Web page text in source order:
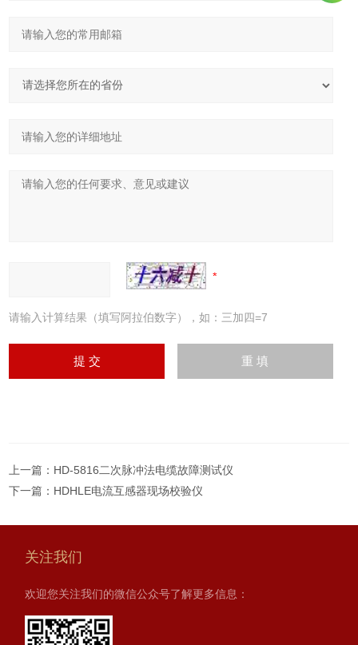
请输入计算结果（填写阿拉伯数字），如：三加四=7
上一篇： HD-5816二次脉冲法电缆故障测试仪
下一篇： HDHLE电流互感器现场校验仪
关注我们
欢迎您关注我们的微信公众号了解更多信息：